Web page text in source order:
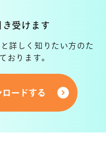
受けます
詳しく知りたい方のた
おります。
ードする